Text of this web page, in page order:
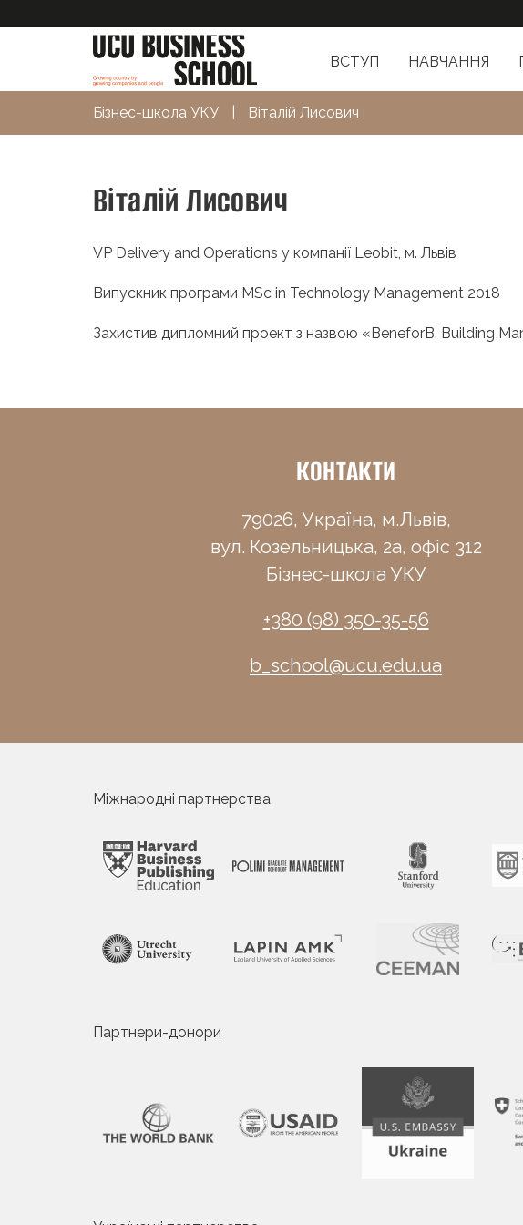
ВСТУП НАВЧАННЯ
Бізнес-школа УКУ Віталій Лисович
Віталій Лисович
VP Delivery and Operations у компанії Leobit, м. Львів
Випускник програми MSc in Technology Management 2018
Захистив дипломний проект з назвою «BeneforB. Building
КОНТАКТИ
79026, Україна, м.Львів,
вул. Козельницька, 2а, офіс 312
Бізнес-школа УКУ
+380 (98) 350-35-56
b_school@ucu.edu.ua
Міжнародні партнерства
Партнери-донори